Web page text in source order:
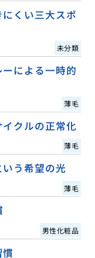
くい三大スポ
未分類
による一時的
薄毛
クルの正常化
薄毛
う希望の光
薄毛
男性化粧品
慣